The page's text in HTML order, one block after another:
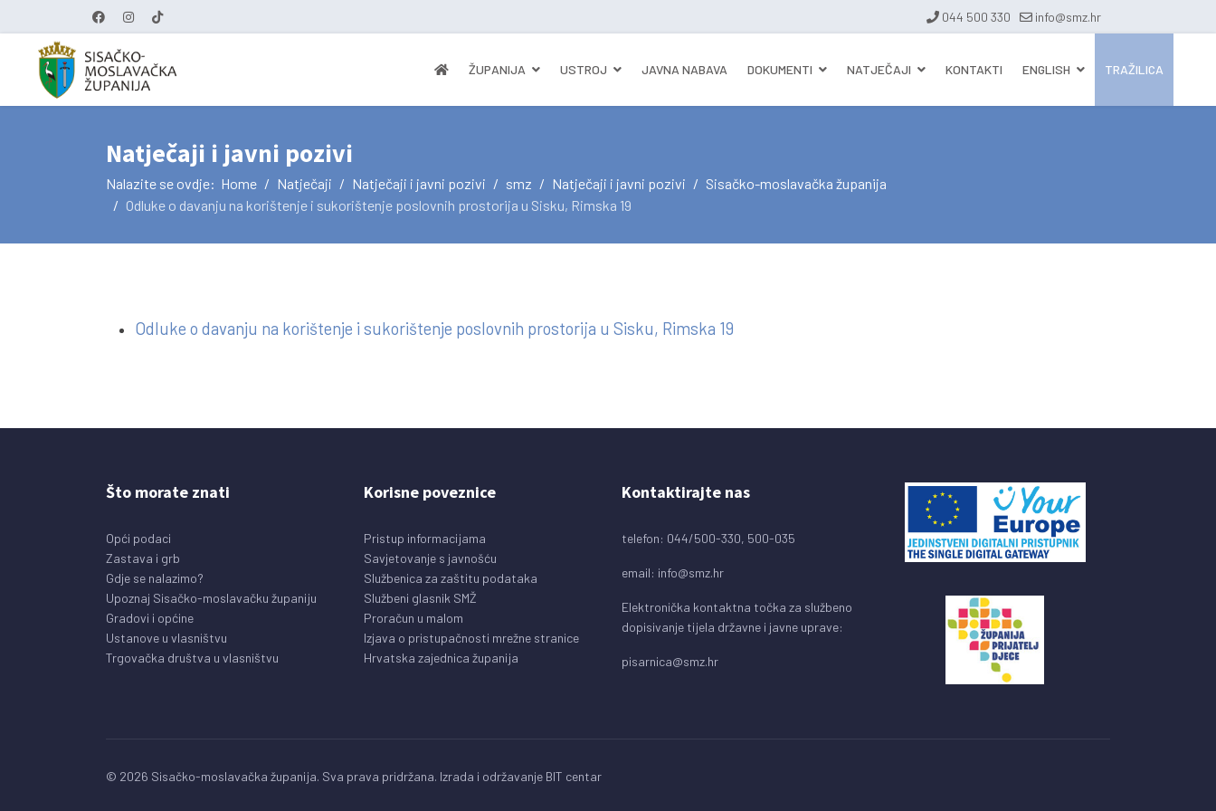
044 500 330 info@smz.hr
ŽUPANIJA USTROJ JAVNA NABAVA DOKUMENTI NATJEČAJI KONTAKTI ENGLISH TRAŽILICA
Natječaji i javni pozivi
Nalazite se ovdje: Home Natječaji Natječaji i javni pozivi smz Natječaji i javni pozivi
Sisačko-moslavačka županija
Odluke o davanju na korištenje i sukorištenje poslovnih prostorija u Sisku, Rimska 19
Odluke o davanju na korištenje i sukorištenje poslovnih prostorija u Sisku, Rimska 19
Što morate znati
Opći podaci
Zastava i grb
Gdje se nalazimo?
Upoznaj Sisačko-moslavačku županiju
Gradovi i općine
Ustanove u vlasništvu
Trgovačka društva u vlasništvu
Korisne poveznice
Pristup informacijama
Savjetovanje s javnošću
Službenica za zaštitu podataka
Službeni glasnik SMŽ
Proračun u malom
Izjava o pristupačnosti mrežne stranice
Hrvatska zajednica županija
Kontaktirajte nas
telefon: 044/500-330, 500-035
email: info@smz.hr
Elektronička kontaktna točka za službeno
dopisivanje tijela državne i javne uprave:
pisarnica@smz.hr
© 2026 Sisačko-moslavačka županija. Sva prava pridržana. Izrada i održavanje BIT centar